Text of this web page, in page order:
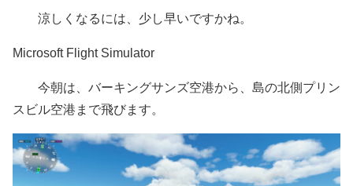
涼しくなるには、少し早いですかね。
Microsoft Flight Simulator
今朝は、バーキングサンズ空港から、島の北側プリン
スビル空港まで飛びます。